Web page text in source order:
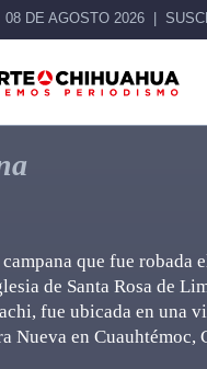
08 DE AGOSTO 2026
que fue robada
de Santa Rosa de
fue ubicada en una
Nueva en Cuauhtémoc,